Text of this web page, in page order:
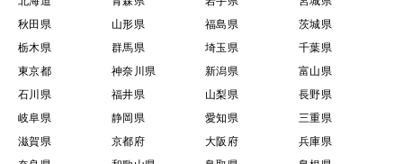
秋田県
山形県 福島県
茨城県
栃木県
群馬県 埼玉県
千葉県
東京都
神奈川県 新潟県
富山県
石川県
福井県 山梨県
長野県
岐阜県
静岡県 愛知県
三重県
滋賀県
京都府 大阪府
兵庫県